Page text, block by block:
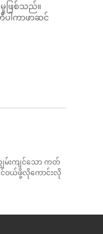
ြစ်သည်။
ပါကာဖာဆင်
မ်းကျင်သော ကတ်
င်ဝယ်ဖို့လိုကောင်းလို